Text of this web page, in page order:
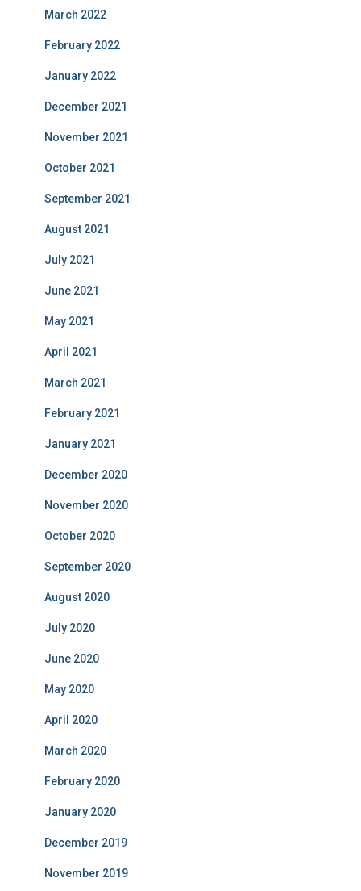
March 2022
February 2022
January 2022
December 2021
November 2021
October 2021
September 2021
August 2021
July 2021
June 2021
May 2021
April 2021
March 2021
February 2021
January 2021
December 2020
November 2020
October 2020
September 2020
August 2020
July 2020
June 2020
May 2020
April 2020
March 2020
February 2020
January 2020
December 2019
November 2019